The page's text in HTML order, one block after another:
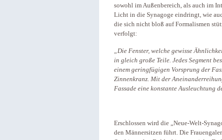
sowohl im Außenbereich, als auch im
Licht in die Synagoge eindringt, wie
die sich nicht bloß auf Formalismen
verfolgt:
„Die Fenster, welche gewisse
in gleich große Teile. Jedes Segment
einem geringfügigen Vorsprung der
Zinnenkranz. Mit der
Fassade eine konstante Ausleuchtung
Erschlossen wird die „Neue-Welt-
den Männersitzen führt. Die